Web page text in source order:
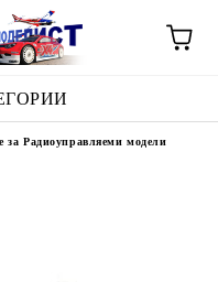
за Радиоуправляеми модели